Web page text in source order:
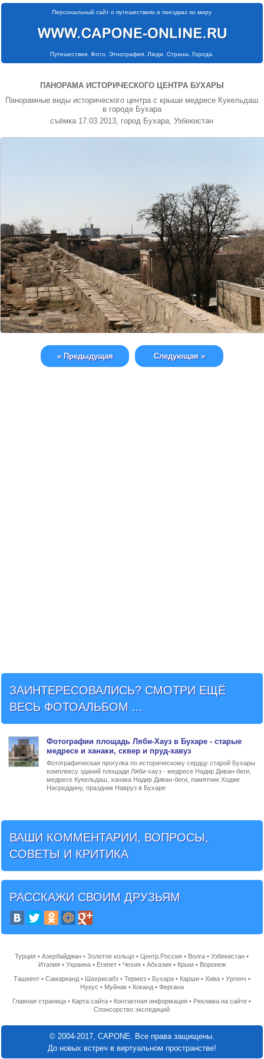
Персональный сайт о путешествиях и поездках по миру
Путешествия. Фото. Этнография. Люди. Страны. Города.
ПАНОРАМА ИСТОРИЧЕСКОГО ЦЕНТРА БУХАРЫ
Панорамные виды исторического центра с крыши медресе Кукельдаш
в городе Бухара
съёмка 17.03.2013, город Бухара, Узбекистан
« Предыдущая Следующая »
ЗАИНТЕРЕСОВАЛИСЬ? СМОТРИ ЕЩЁ
ВЕСЬ ФОТОАЛЬБОМ ...
Фотографии площадь Ляби-Хауз в Бухаре- старые
медресе и ханаки, сквер и пруд-хавуз
Фотографическая прогулка по историческому сердцу старой Бухары
комплексу зданий площади Ляби-хауз - медресе Надир Диван-беги,
медресе Кукельдаш, ханака Надир Диван-беги, памятник Ходже
Насреддину, праздник Навруз в Бухаре
ВАШИ КОММЕНТАРИИ, ВОПРОСЫ,
СОВЕТЫ И КРИТИКА
РАССКАЖИ СВОИМ ДРУЗЬЯМ
Турция •Азербайджан •Золотое кольцо • Центр.Россия • Волга •Узбекистан •
Италия• Украина• Египет• Чехия• Абхазия• Крым • Воронеж
Ташкент• Самарканд• Шахрисабз• Термез• Бухара• Карши• Хива• Ургенч •
Нукус • Муйнак• Коканд• Фергана
Главная страница • Карта сайта • Контактная информация • Реклама на сайте •
Спонсорство экспедиций
© 2004-2017, CAPONE. Все права защищены.
До новых встреч в виртуальном пространстве!